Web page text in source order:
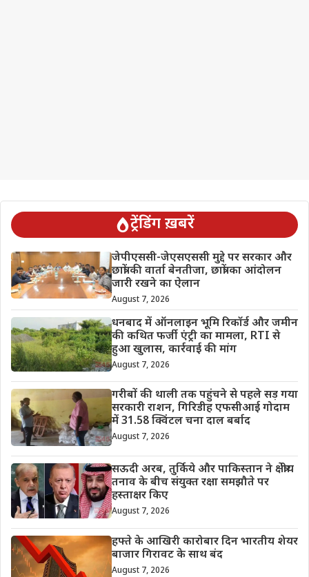
ट्रेंडिंग ख़बरें
जेपीएससी-जेएसएससी मुद्दे पर सरकार और
छात्रों की वार्ता बेनतीजा, छात्रों का आंदोलन
जारी रखने का ऐलान
August 7, 2026
धनबाद में ऑनलाइन भूमि रिकॉर्ड और जमीन
की कथित फर्जी एंट्री का मामला, RTI से
हुआ खुलास, कार्रवाई की मांग
August 7, 2026
गरीबों की थाली तक पहुंचने से पहले सड़ गया
सरकारी राशन, गिरिडीह एफसीआई गोदाम
में 31.58 क्विंटल चना दाल बर्बाद
August 7, 2026
सऊदी अरब, तुर्किये और पाकिस्तान ने क्षेत्रीय
तनाव के बीच संयुक्त रक्षा समझौते पर
हस्ताक्षर किए
August 7, 2026
हफ्ते के आखिरी कारोबार दिन भारतीय शेयर
बाजार गिरावट के साथ बंद
August 7, 2026